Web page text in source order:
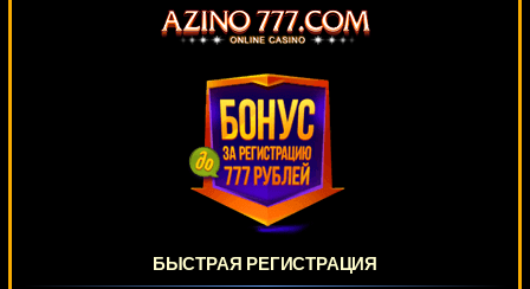
БЫСТРАЯ РЕГИСТРАЦИЯ